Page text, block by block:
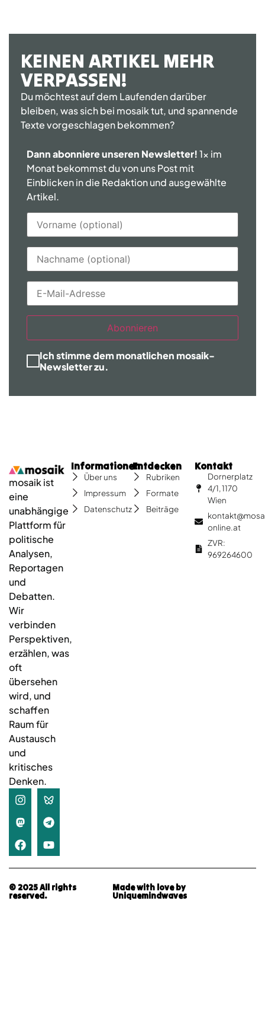
KEINEN ARTIKEL MEHR
VERPASSEN!
Du möchtest auf dem Laufenden darüber
bleiben, was sich bei mosaik tut, und spannende
Texte vorgeschlagen bekommen?
Dann abonniere unseren Newsletter!1x im
Monat bekommst du von uns Post mit
Einblicken in die Redaktion und ausgewählte
Artikel.
Abonnieren
Ich stimme dem monatlichen mosaik-
Newsletter zu.
mosaik ist
eine
unabhängige
Plattform für
politische
Analysen,
Reportagen
und
Debatten.
Wir
verbinden
Perspektiven,
erzählen, was
oft
übersehen
wird, und
schaffen
Raum für
Austausch
und
kritisches
Denken.
Informationen
Über uns
Impressum
Datenschutz
Entdecken
Rubriken
Formate
Beiträge
Kontakt
Dornerplatz
4/1, 1170
Wien
online.at
ZVR:
969264600
© 2025 All rights
reserved.
Made with love by
Uniquemindwaves